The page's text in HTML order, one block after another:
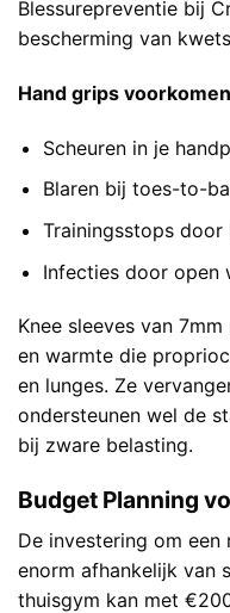
Blessurepreventie bij
bescherming van
Hand grips
Scheuren in je
Blaren bij toes-to-
Trainingsstops door
Infecties door open
Knee sleeves van
en warmte die
en lunges. Ze
ondersteunen wel de
bij zware belasting.
Budget Planning
De investering om
enorm afhankelijk van
thuisgym kan met